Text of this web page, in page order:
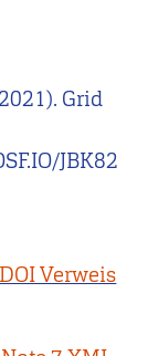
Grid
JBK82
DOI Verweis